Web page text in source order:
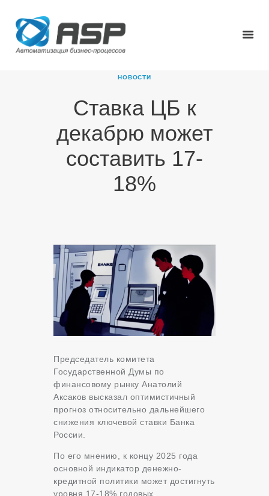
НОВОСТИ
Ставка ЦБ к
декабрю может
составить 17-
18%
ГЛАВНАЯ
О КОМПАНИИ
НОВОСТИ
Председатель комитета
Государственной Думы по
финансовому рынку Анатолий
Аксаков высказал оптимистичный
прогноз относительно дальнейшего
снижения ключевой ставки Банка
России.
По его мнению, к концу 2025 года
основной индикатор денежно-
кредитной политики может достигнуть
уровня 17-18% годовых.